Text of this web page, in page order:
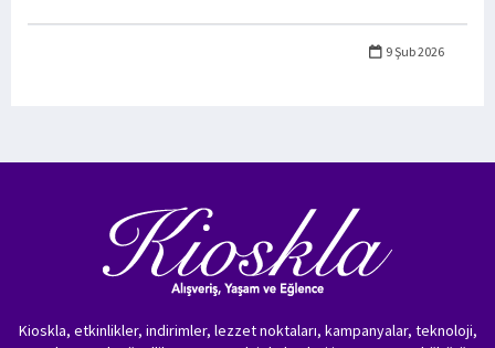
9 Şub 2026
Kioskla, etkinlikler, indirimler, lezzet noktaları, kampanyalar, teknoloji,